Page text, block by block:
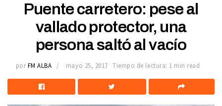
Puente carretero: pese al
vallado protector, una
persona saltó al vacío
por FM ALBA mayo 25, 2017 Tiempo de lectura: 1 min read